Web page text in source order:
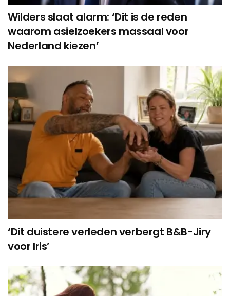
Wilders slaat alarm: ‘Dit is de reden
waarom asielzoekers massaal voor
Nederland kiezen’
‘Dit duistere verleden verbergt B&B-Jiry
voor Iris’